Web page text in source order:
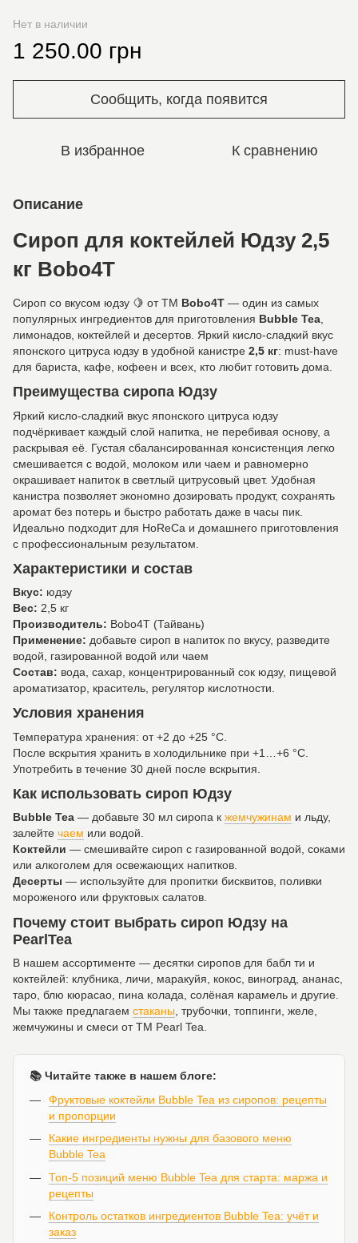
Нет в наличии
1 250.00 грн
Сообщить, когда появится
В избранное К сравнению
Описание
Сироп для коктейлей Юдзу 2,5
кг Bobo4T
Сироп со вкусом юдзу 🍋 от ТМ Bobo4T — один из самых
популярных ингредиентов для приготовления Bubble Tea
лимонадов, коктейлей и десертов. Яркий кисло-сладкий вкус
японского цитруса юдзу в удобной канистре 2,5 кг: must-have
для бариста, кафе, кофеен и всех, кто любит готовить дома.
Преимущества сиропа Юдзу
Яркий кисло-сладкий вкус японского цитруса юдзу
подчёркивает каждый слой напитка, не перебивая основу, а
раскрывая её. Густая сбалансированная консистенция легко
смешивается с водой, молоком или чаем и равномерно
окрашивает напиток в светлый цитрусовый цвет. Удобная
канистра позволяет экономно дозировать продукт, сохранять
аромат без потерь и быстро работать даже в часы пик.
Идеально подходит для HoReCa и домашнего приготовления
с профессиональным результатом.
Характеристики и состав
Вкус: юдзу
Вес: 2,5 кг
Производитель: Bobo4T (Тайвань)
Применение: добавьте сироп в напиток по вкусу, разведите
водой, газированной водой или чаем
Состав: вода, сахар, концентрированный сок юдзу, пищевой
ароматизатор, краситель, регулятор кислотности.
Условия хранения
Температура хранения: от +2 до +25 °C.
После вскрытия хранить в холодильнике при +1…+6 °C.
Употребить в течение 30 дней после вскрытия.
Как использовать сироп Юдзу
Bubble Tea — добавьте 30 мл сиропа к жемчужинам и льду,
залейте чаем или водой.
Коктейли — смешивайте сироп с газированной водой, соками
или алкоголем для освежающих напитков.
Десерты — используйте для пропитки бисквитов, поливки
мороженого или фруктовых салатов.
Почему стоит выбрать сироп Юдзу на
PearlTea
В нашем ассортименте — десятки сиропов для бабл ти и
коктейлей: клубника, личи, маракуйя, кокос, виноград, ананас,
таро, блю кюрасао, пина колада, солёная карамель и другие.
Мы также предлагаем стаканы , трубочки, топпинги, желе,
жемчужины и смеси от ТМ Pearl Tea.
📚 Читайте также в нашем блоге:
Фруктовые коктейли Bubble Tea из сиропов: рецепты
и пропорции
Какие ингредиенты нужны для базового меню
Bubble Tea
Топ-5 позиций меню Bubble Tea для старта: маржа и
рецепты
Контроль остатков ингредиентов Bubble Tea: учёт и
заказ